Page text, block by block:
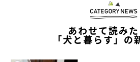
あわせて読みた
「犬と暮らす」の